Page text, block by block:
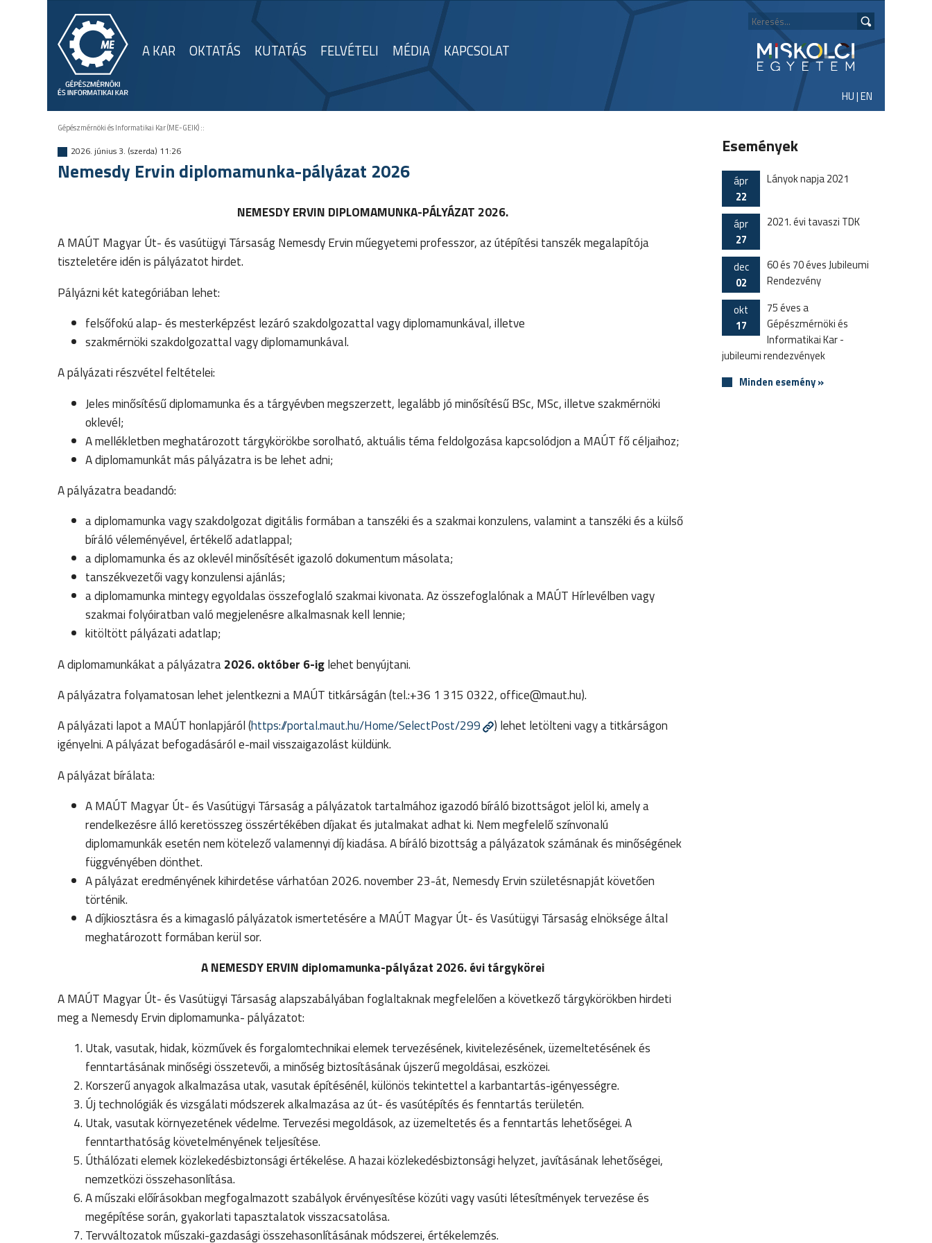
A KAR OKTATÁS KUTATÁS FELVÉTELI MÉDIA KAPCSOLAT
HU|EN
Gépészmérnöki és Informatikai Kar (ME-GEIK)::
2026. június 3. (szerda) 11:26
Nemesdy Ervin diplomamunka-pályázat 2026
NEMESDY ERVIN DIPLOMAMUNKA-PÁLYÁZAT 2026.
A MAÚT Magyar Út- és vasútügyi Társaság Nemesdy Ervin műegyetemi professzor, az útépítési tanszék megalapítója
tiszteletére idén is pályázatot hirdet.
Pályázni két kategóriában lehet:
felsőfokú alap- és mesterképzést lezáró szakdolgozattal vagy diplomamunkával, illetve
szakmérnöki szakdolgozattal vagy diplomamunkával.
A pályázati részvétel feltételei:
Jeles minősítésű diplomamunka és a tárgyévben megszerzett, legalább jó minősítésű BSc, MSc, illetve szakmérnöki
oklevél;
A mellékletben meghatározott tárgykörökbe sorolható, aktuális téma feldolgozása kapcsolódjon a MAÚT fő céljaihoz;
A diplomamunkát más pályázatra is be lehet adni;
A pályázatra beadandó:
a diplomamunka vagy szakdolgozat digitális formában a tanszéki és a szakmai konzulens, valamint a tanszéki és a külső
bíráló véleményével, értékelő adatlappal;
a diplomamunka és az oklevél minősítését igazoló dokumentum másolata;
tanszékvezetői vagy konzulensi ajánlás;
a diplomamunka mintegy egyoldalas összefoglaló szakmai kivonata. Az összefoglalónak a MAÚT Hírlevélben vagy
szakmai folyóiratban való megjelenésre alkalmasnak kell lennie;
kitöltött pályázati adatlap;
A diplomamunkákat a pályázatra2026. október 6-iglehet benyújtani.
A pályázatra folyamatosan lehet jelentkezni a MAÚT titkárságán (tel.:+36 1 315 0322,office@maut.hu).
A pályázati lapot a MAÚT honlapjáról (https://portal.maut.hu/Home/SelectPost/299
) lehet letölteni vagy a titkárságon
igényelni. A pályázat befogadásáról e-mail visszaigazolást küldünk.
A pályázat bírálata:
A MAÚT Magyar Út- és Vasútügyi Társaság a pályázatok tartalmához igazodó bíráló bizottságot jelöl ki, amely a
rendelkezésre álló keretösszeg összértékében díjakat és jutalmakat adhat ki. Nem megfelelő színvonalú
diplomamunkák esetén nem kötelező valamennyi díj kiadása. A bíráló bizottság a pályázatok számának és minőségének
függvényében dönthet.
A pályázat eredményének kihirdetése várhatóan 2026. november 23-át, Nemesdy Ervin születésnapját követően
történik.
A díjkiosztásra és a kimagasló pályázatok ismertetésére a MAÚT Magyar Út- és Vasútügyi Társaság elnöksége által
meghatározott formában kerül sor.
A NEMESDY ERVIN diplomamunka-pályázat 2026. évi tárgykörei
A MAÚT Magyar Út- és Vasútügyi Társaság alapszabályában foglaltaknak megfelelően a következő tárgykörökben hirdeti
meg a Nemesdy Ervin diplomamunka- pályázatot:
Utak, vasutak, hidak, közművek és forgalomtechnikai elemek tervezésének, kivitelezésének, üzemeltetésének és
fenntartásának minőségi összetevői, a minőség biztosításának újszerű megoldásai, eszközei.
Korszerű anyagok alkalmazása utak, vasutak építésénél, különös tekintettel a karbantartás-igényességre.
Új technológiák és vizsgálati módszerek alkalmazása az út- és vasútépítés és fenntartás területén.
Utak, vasutak környezetének védelme. Tervezési megoldások, az üzemeltetés és a fenntartás lehetőségei. A
fenntarthatóság követelményének teljesítése.
Úthálózati elemek közlekedésbiztonsági értékelése. A hazai közlekedésbiztonsági helyzet, javításának lehetőségei,
nemzetközi összehasonlítása.
A műszaki előírásokban megfogalmazott szabályok érvényesítése közúti vagy vasúti létesítmények tervezése és
megépítése során, gyakorlati tapasztalatok visszacsatolása.
Tervváltozatok műszaki-gazdasági összehasonlításának módszerei, értékelemzés.
Események
ápr
22
Lányok napja 2021
ápr
27
2021. évi tavaszi TDK
dec
02
60 és 70 éves Jubileumi
Rendezvény
okt
17
75 éves a
Gépészmérnöki és
Informatikai Kar -
jubileumi rendezvények
Minden esemény »